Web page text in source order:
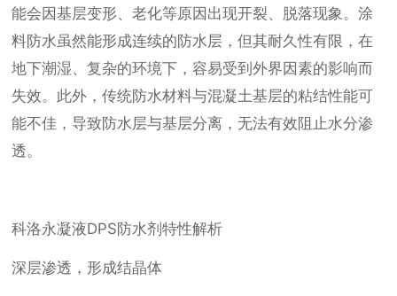
能会因基层变形、老化等原因出现开裂、脱落现象。涂
料防水虽然能形成连续的防水层，但其耐久性有限，在
地下潮湿、复杂的环境下，容易受到外界因素的影响而
失效。此外，传统防水材料与混凝土基层的粘结性能可
能不佳，导致防水层与基层分离，无法有效阻止水分渗
透。
科洛永凝液DPS防水剂特性解析
深层渗透，形成结晶体